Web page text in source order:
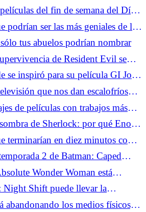
del fin de semana del Día
que se convirtieron en clásicos
podrían ser las más geniales de la
tus abuelos podrían nombrar
de Resident Evil se
se inspiró para su película GI Joe
profundo de dibujos animados
que nos dan escalofríos
miramos
de películas con trabajos más
manera reprimidos
de Sherlock: por qué Enola
detective héroe
terminarían en diez minutos con
2 de Batman: Caped
más villanos profundos
Wonder Woman está
las mejores películas de género
Night Shift puede llevar la
del núcleo cuatro
abandonando los medios físicos,